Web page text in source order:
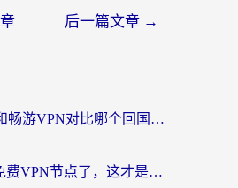
后一篇文章 →
ChickCN VPN和畅游VPN对比哪个回国效果更好？海外党必看的回国加速器选择指南
别再苦苦寻找免费VPN节点了，这才是海外访问国内资源的正确姿势